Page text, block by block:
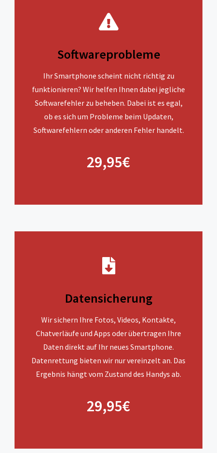
Softwareprobleme
Ihr Smartphone scheint nicht richtig zu
funktionieren? Wir helfen Ihnen dabei jegliche
Softwarefehler zu beheben. Dabei ist es egal,
ob es sich um Probleme beim Updaten,
Softwarefehlern oder anderen Fehler handelt.
29,95€
Datensicherung
Wir sichern Ihre Fotos, Videos, Kontakte,
Chatverläufe und Apps oder übertragen Ihre
Daten direkt auf Ihr neues Smartphone.
Datenrettung bieten wir nur vereinzelt an. Das
Ergebnis hängt vom Zustand des Handys ab.
29,95€